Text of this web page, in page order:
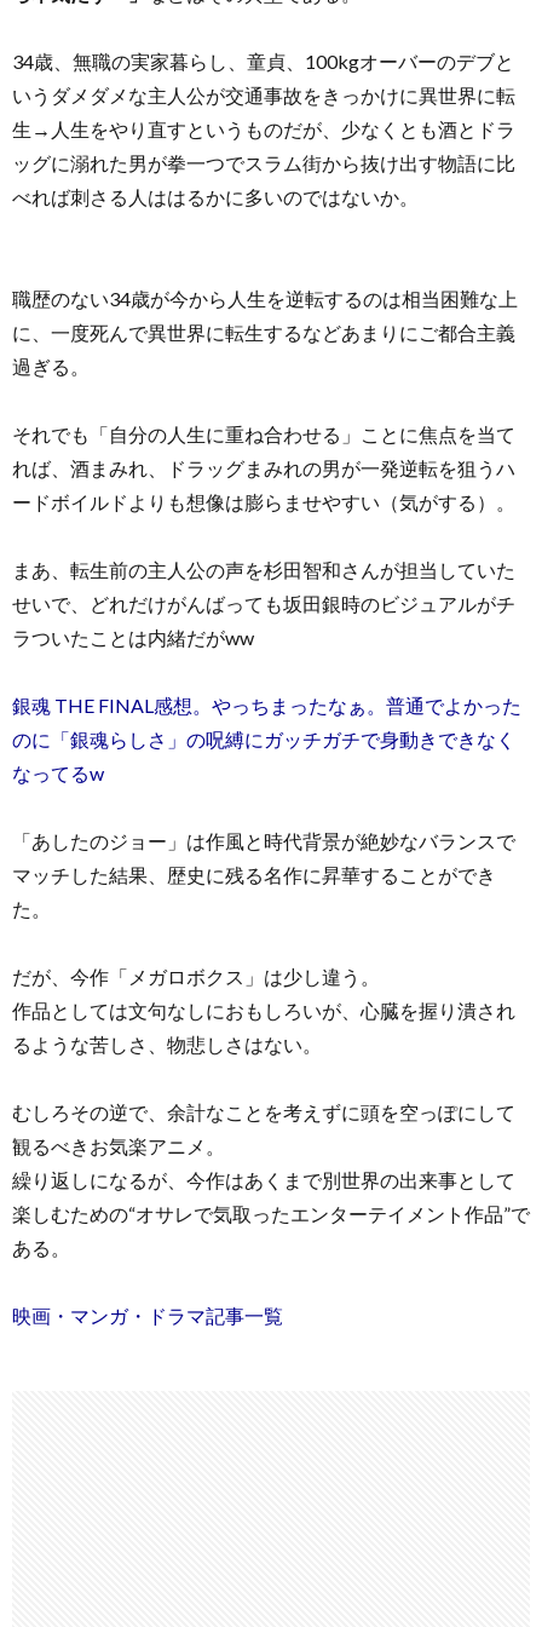
34歳、無職の実家暮らし、童貞、100kgオーバーのデブと
いうダメダメな主人公が交通事故をきっかけに異世界に転
生→人生をやり直すというものだが、少なくとも酒とドラ
ッグに溺れた男が拳一つでスラム街から抜け出す物語に比
べれば刺さる人ははるかに多いのではないか。
職歴のない34歳が今から人生を逆転するのは相当困難な上
に、一度死んで異世界に転生するなどあまりにご都合主義
過ぎる。
それでも「自分の人生に重ね合わせる」ことに焦点を当て
れば、酒まみれ、ドラッグまみれの男が一発逆転を狙うハ
ードボイルドよりも想像は膨らませやすい（気がする）。
まあ、転生前の主人公の声を杉田智和さんが担当していた
せいで、どれだけがんばっても坂田銀時のビジュアルがチ
ラついたことは内緒だがww
銀魂 THE FINAL感想。やっちまったなぁ。普通でよかった
のに「銀魂らしさ」の呪縛にガッチガチで身動きできなく
なってるw
「あしたのジョー」は作風と時代背景が絶妙なバランスで
マッチした結果、歴史に残る名作に昇華することができ
た。
だが、今作「メガロボクス」は少し違う。
作品としては文句なしにおもしろいが、心臓を握り潰され
るような苦しさ、物悲しさはない。
むしろその逆で、余計なことを考えずに頭を空っぽにして
観るべきお気楽アニメ。
繰り返しになるが、今作はあくまで別世界の出来事として
楽しむための“オサレで気取ったエンターテイメント作品”で
ある。
映画・マンガ・ドラマ記事一覧